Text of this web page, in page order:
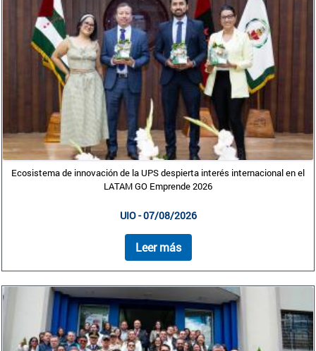
Ecosistema de innovación de la UPS despierta interés internacional en el
LATAM GO Emprende 2026
UIO - 07/08/2026
Leer más